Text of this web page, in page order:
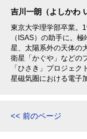
吉川一朗（よしかわ
東京大学理学部卒業。
（ISAS）の助手に。
星、太陽系外の天体の
衛星「かぐや」などの
「ひさき」プロジェ
星磁気圏における電子
<< 前のページ